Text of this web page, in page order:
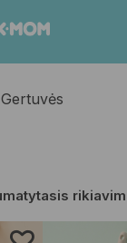
Gertuvės